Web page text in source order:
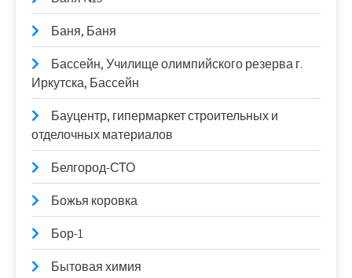
Баня, Баня
Бассейн, Училище олимпийского резерва г.
Иркутска, Бассейн
Бауцентр, гипермаркет строительных и
отделочных материалов
Белгород-СТО
Божья коровка
Бор-1
Бытовая химия